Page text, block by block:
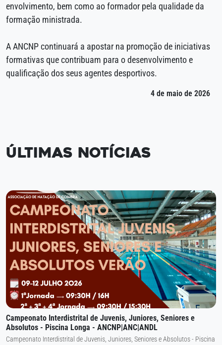
envolvimento, bem como ao formador pela qualidade da
formação ministrada.
A ANCNP continuará a apostar na promoção de iniciativas
formativas que contribuam para o desenvolvimento e
qualificação dos seus agentes desportivos.
4 de maio de 2026
Últimas Notícias
Campeonato Interdistrital de Juvenis, Juniores, Seniores e
Absolutos - Piscina Longa - ANCNP|ANC|ANDL
Campeonato Interdistrital de Juvenis, Juniores, Seniores e Absolutos - Piscina